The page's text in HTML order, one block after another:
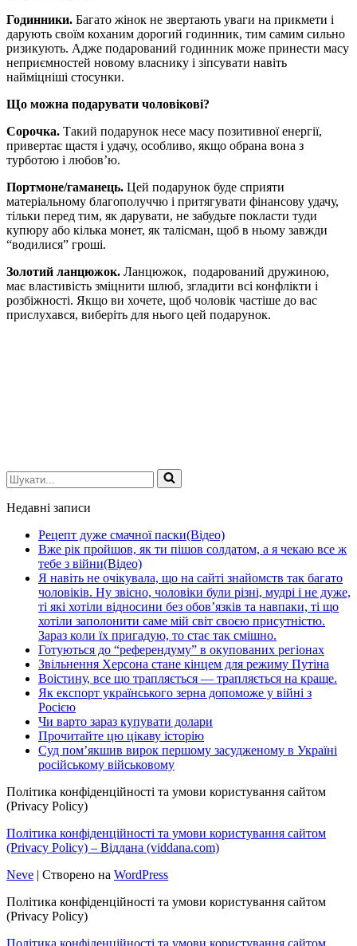
Годинники. Багато жінок не звертають уваги на прикмети і
дарують своїм коханим дорогий годинник, тим самим сильно
ризикують. Адже подарований годинник може принести масу
неприємностей новому власнику і зіпсувати навіть
найміцніші стосунки.
Що можна подарувати чоловікові?
Сорочка. Такий подарунок несе масу позитивної енергії,
привертає щастя і удачу, особливо, якщо обрана вона з
турботою і любов’ю.
Портмоне/гаманець. Цей подарунок буде сприяти
матеріальному благополуччю і притягувати фінансову удачу,
тільки перед тим, як дарувати, не забудьте покласти туди
купюру або кілька монет, як талісман, щоб в ньому завжди
“водилися” гроші.
Золотий ланцюжок. Ланцюжок, подарований дружиною,
має властивість зміцнити шлюб, згладити всі конфлікти і
розбіжності. Якщо ви хочете, щоб чоловік частіше до вас
прислухався, виберіть для нього цей подарунок.
Шукати...
Недавні записи
Рецепт дуже смачної паски(Відео)
Вже рік пройшов, як ти пішов солдатом, а я чекаю все ж
тебе з війни(Відео)
Я навіть не очікувала, що на сайті знайомств так багато
чоловіків. Ну звісно, чоловіки були різні, мудрі і не дуже,
ті які хотіли відносини без обов’язків та навпаки, ті що
хотіли заполонити саме мій світ своєю присутністю.
Зараз коли їх пригадую, то стає так смішно.
Готуються до “референдуму” в окупованих регіонах
Звільнення Херсона стане кінцем для режиму Путіна
Воістину, все що трапляється — трапляється на краще.
Як експорт українського зерна допоможе у війні з
Росією
Чи варто зараз купувати долари
Прочитайте цю цікаву історію
Суд пом’якшив вирок першому засудженому в Україні
російському військовому
Політика конфіденційності та умови користування сайтом
(Privacy Policy)
Політика конфіденційності та умови користування сайтом
(Privacy Policy) – Віддана (viddana.com)
Neve | Створено на WordPress
Політика конфіденційності та умови користування сайтом
(Privacy Policy)
Політика конфіденційності та умови користування сайтом